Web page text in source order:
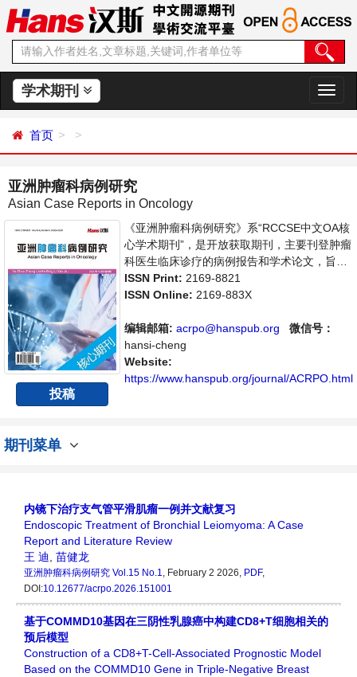
学术期刊
切
换
首页
亚洲肿瘤科病例研究
Asian Case Reports in Oncology
投稿
《亚洲肿瘤科病例研究》系“RCCSE中文OA核
心学术期刊”，是开放获取期刊，主要刊登肿瘤
科医生临床诊疗的病例报告和学术论文，旨在
为世界范围内的医生、学者及医疗工作者提供
一个传播、分享和讨论交流的平台。
ISSN Print: 2169-8821
ISSN Online: 2169-883X
编辑邮箱: acrpo@hanspub.org
微信号：
hansi-cheng
Website:
https://www.hanspub.org/journal/ACRPO.html
期刊菜单
内镜下治疗支气管平滑肌瘤一例并文献复习
Endoscopic Treatment of Bronchial Leiomyoma: A Case
Report and Literature Review
王 迪 苗健龙
亚洲肿瘤科病例研究 Vol.15 No.1 , February 2 2026, PDF,
DOI:10.12677/acrpo.2026.151001
基于COMMD10基因在三阴性乳腺癌中构建CD8+T细胞相关的
预后模型
Construction of a CD8+T-Cell-Associated Prognostic Model
Based on the COMMD10 Gene in Triple-Negative Breast